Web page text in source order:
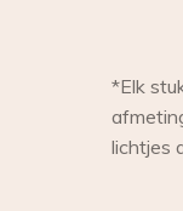
*Elk
lichtjes